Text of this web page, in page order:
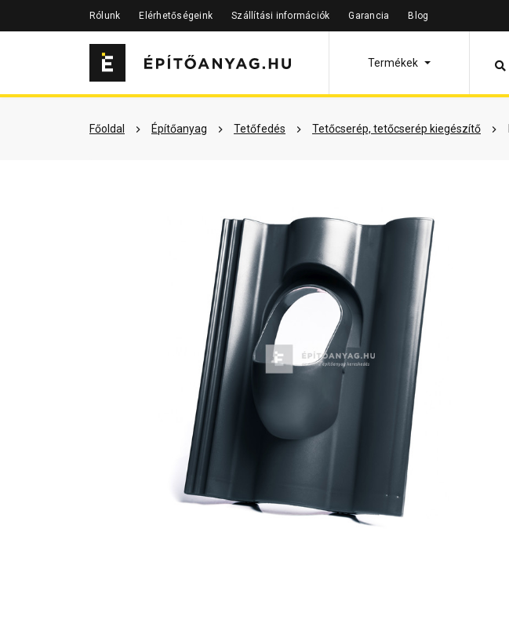
Rólunk Elérhetőségeink Szállítási információk Garancia Blog
Termékek
Főoldal Építőanyag Tetőfedés Tetőcserép, tetőcserép kiegészítő
Szükséged lehet rá Részletes leírás Termékinformáció